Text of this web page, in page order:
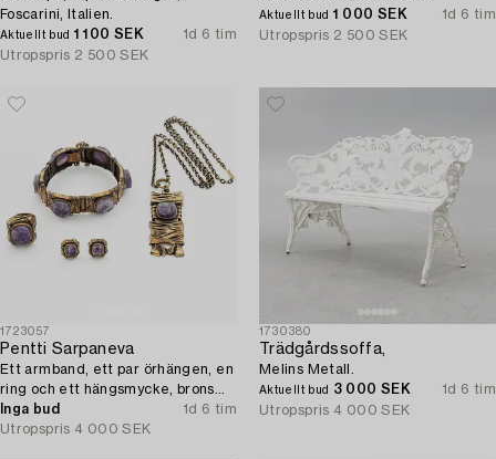
Foscarini, Italien.
Aktuellt bud 1 100 SEK
1d 6 tim
Utropspris 2 500 SEK
Aktuellt bud 1 000 SEK
1d 6 tim
Utropspris 2 500 SEK
1723057
Pentti Sarpaneva
Ett armband, ett par örhängen, en
ring och ett hängsmycke, brons
med ametist, Finland 1960-tal.
Inga bud
1d 6 tim
Utropspris 4 000 SEK
1730380
Trädgårdssoffa,
Melins Metall.
Aktuellt bud 3 000 SEK
1d 6 tim
Utropspris 4 000 SEK